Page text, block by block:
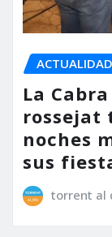
ACTUALIDAD
La
rossejat
noches
sus
torrent al